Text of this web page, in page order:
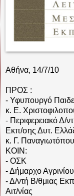
Αθήνα, 14/7/10
ΠΡΟΣ :
- Υφυπουργό
κ. Ε.
- Περιφερειακό Δ/
Εκπ/σης Δυτ.
κ. Γ.
ΚΟΙΝ:
- ΟΣΚ
- Δήμαρχο Αγρινίου
- Δ/ντή Β/θμιας
Αιτ/νίας